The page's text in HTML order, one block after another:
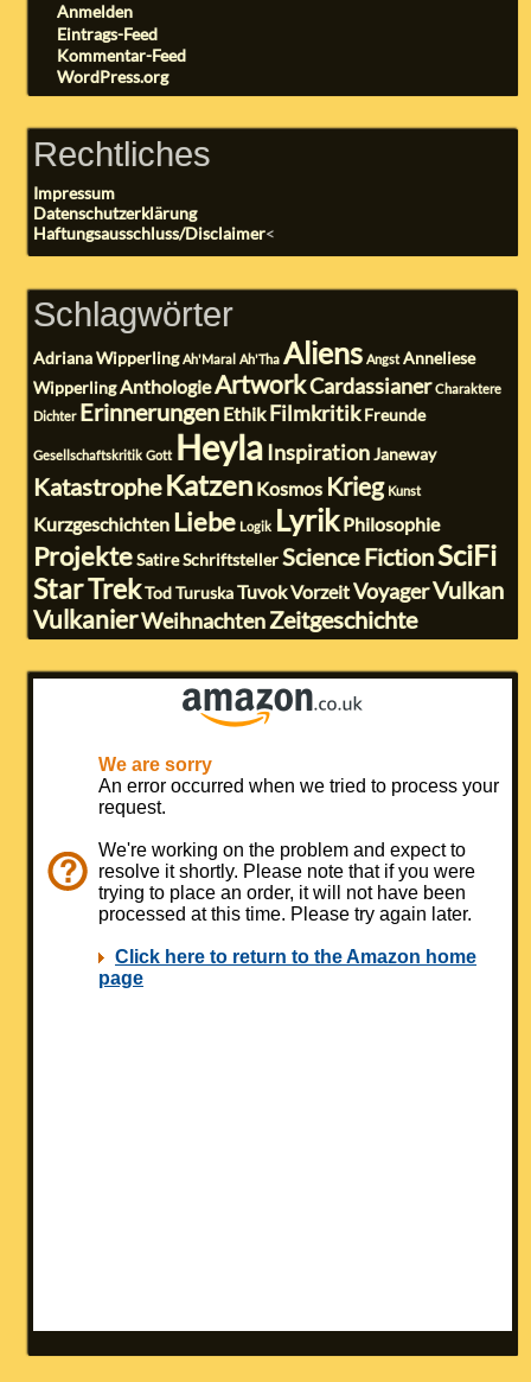
Anmelden
Eintrags-Feed
Kommentar-Feed
WordPress.org
Rechtliches
Impressum
Datenschutzerklärung
Haftungsausschluss/Disclaimer<
Schlagwörter
Adriana Wipperling Ah'Maral Ah'Tha Aliens Angst Anneliese
WipperlingAnthologieArtworkCardassianer Charaktere
Dichter Erinnerungen EthikFilmkritik Freunde
Gesellschaftskritik Gott HeylaInspiration Janeway
Katastrophe Katzen Kosmos Krieg Kunst
Kurzgeschichten Liebe Logik LyrikPhilosophie
Projekte SatireSchriftsteller Science FictionSciFi
Star TrekTod Turuska TuvokVorzeitVoyagerVulkan
VulkanierWeihnachtenZeitgeschichte